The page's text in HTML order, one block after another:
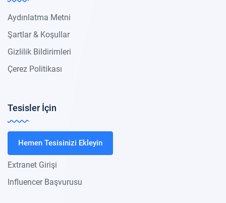
Aydınlatma Metni
Şartlar & Koşullar
Gizlilik Bildirimleri
Çerez Politikası
Tesisler İçin
Hemen Tesisinizi Ekleyin
Extranet Girişi
Influencer Başvurusu